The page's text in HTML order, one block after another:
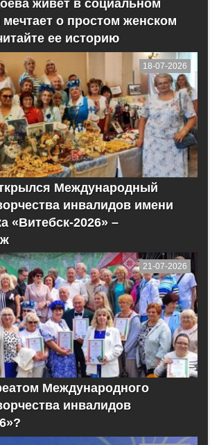
живет в социальном
мечтает о простом женском
ее историю
18-07-2026
Международный
инвалидов имени
«Витебск-2026» –
21-07-2026
Международного
инвалидов